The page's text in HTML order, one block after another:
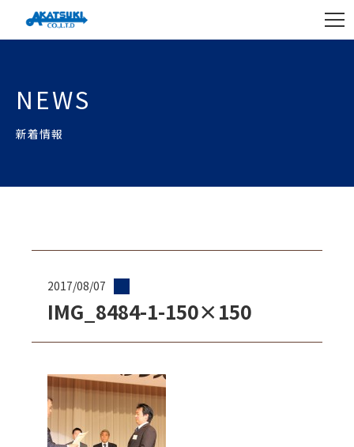
NEWS
新着情報
2017/08/07
IMG_8484-1-150×150